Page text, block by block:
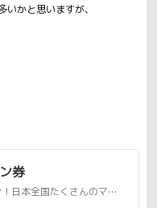
かと思いますが、
券
最強のシーズン券マックアースジャパン！日本全国たくさんのマックアースグループスキー場が滑り放題！